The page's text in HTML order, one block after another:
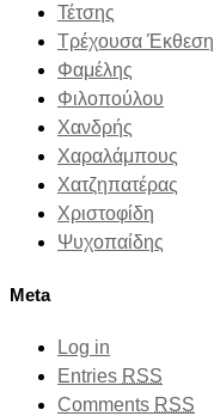
Τέτσης
Τρέχουσα Έκθεση
Φαμέλης
Φιλοπούλου
Χανδρής
Χαραλάμπους
Χατζηπατέρας
Χριστοφίδη
Ψυχοπαίδης
Meta
Log in
Entries RSS
Comments RSS